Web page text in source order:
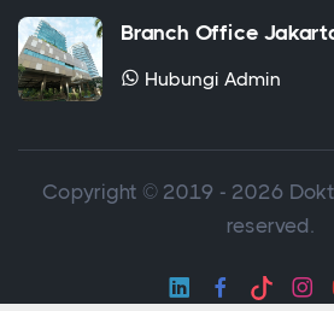
Hubungi Admin
Branch Office Jakarta
reserved.